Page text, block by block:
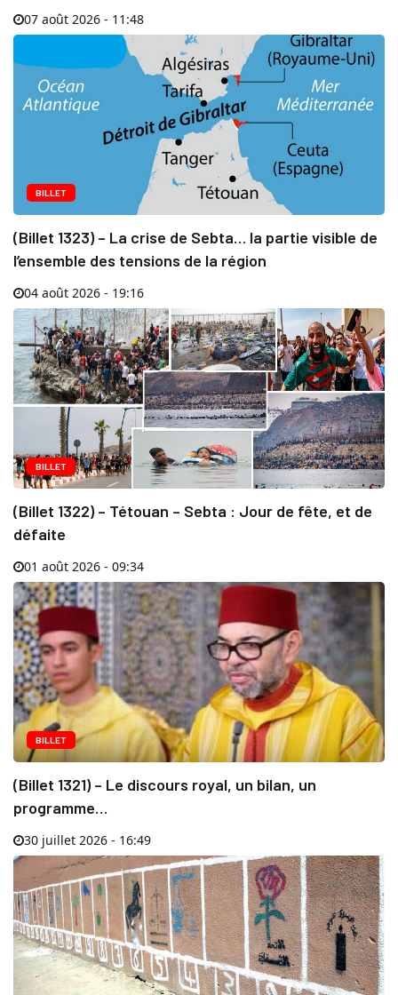
07 août 2026 - 11:48
BILLET
(Billet 1323) – La crise de Sebta… la partie visible de
l’ensemble des tensions de la région
04 août 2026 - 19:16
BILLET
(Billet 1322) – Tétouan – Sebta : Jour de fête, et de
défaite
01 août 2026 - 09:34
BILLET
(Billet 1321) – Le discours royal, un bilan, un
programme…
30 juillet 2026 - 16:49